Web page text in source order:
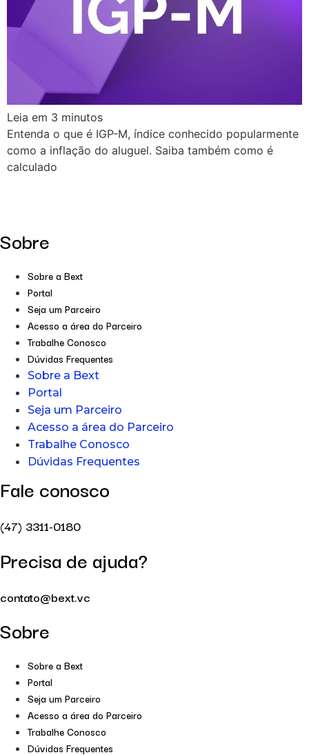
Leia em 3 minutos
Entenda o que é IGP-M, índice conhecido popularmente
como a inflação do aluguel. Saiba também como é
calculado
Sobre
Sobre a Bext
Portal
Seja um Parceiro
Acesso a área do Parceiro
Trabalhe Conosco
Dúvidas Frequentes
Sobre a Bext
Portal
Seja um Parceiro
Acesso a área do Parceiro
Trabalhe Conosco
Dúvidas Frequentes
Fale conosco
(47) 3311-0180
Precisa de ajuda?
contato@bext.vc
Sobre
Sobre a Bext
Portal
Seja um Parceiro
Acesso a área do Parceiro
Trabalhe Conosco
Dúvidas Frequentes